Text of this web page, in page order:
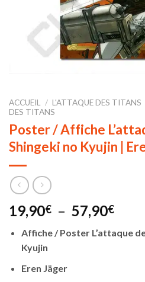
ACCUEIL / L'ATTAQUE DES TITANS
DES TITANS
Poster / Affiche
Shingeki no Kyujin |
19,90€ – 57,90€Plage
prix :
Affiche / Poster L’attaque
Kyujin
Eren Jäger